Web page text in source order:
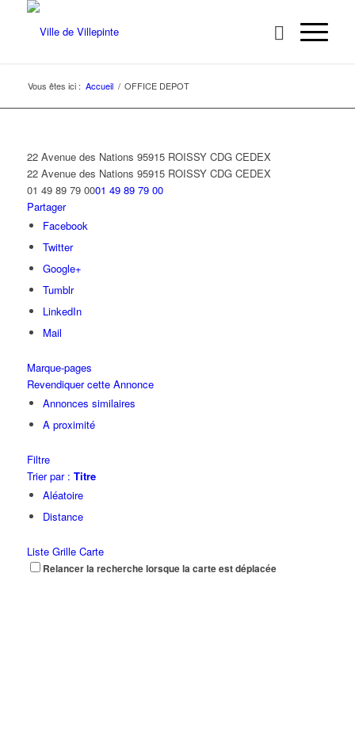
Vous êtes ici : Accueil / OFFICE DEPOT
22 Avenue des Nations 95915 ROISSY CDG CEDEX
22 Avenue des Nations 95915 ROISSY CDG CEDEX
01 49 89 79 0001 49 89 79 00
Partager
Facebook
Twitter
Google+
Tumblr
LinkedIn
Mail
Marque-pages
Revendiquer cette Annonce
Annonces similaires
A proximité
Filtre
Trier par : Titre
Aléatoire
Distance
Liste Grille Carte
Relancer la recherche lorsque la carte est déplacée